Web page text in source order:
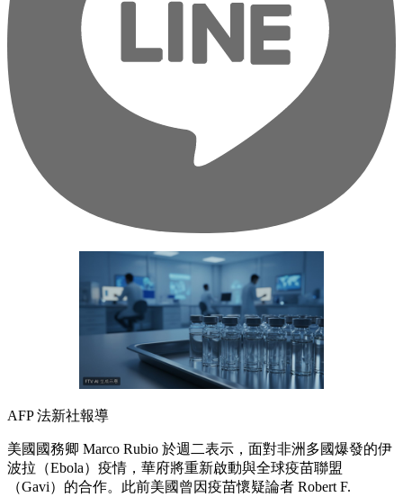
AFP 法新社報導
美國國務卿 Marco Rubio 於週二表示，面對非洲多國爆發的伊
波拉（Ebola）疫情，華府將重新啟動與全球疫苗聯盟
（Gavi）的合作。此前美國曾因疫苗懷疑論者 Robert F.